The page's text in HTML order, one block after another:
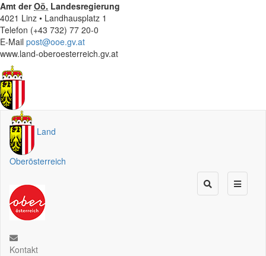
Amt derOö. Landesregierung
4021 Linz • Landhausplatz 1
Telefon (+43 732) 77 20-0
E-Mail post@ooe.gv.at
www.land-oberoesterreich.gv.at
Land
Oberösterreich
Kontakt